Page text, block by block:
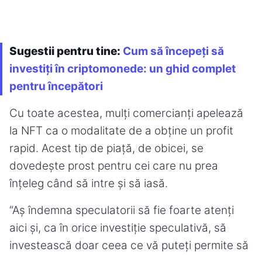
Sugestii pentru tine: Cum să începeți să
investiți în criptomonede: un ghid complet
pentru începători
Cu toate acestea, mulți comercianți apelează
la NFT ca o modalitate de a obține un profit
rapid. Acest tip de piață, de obicei, se
dovedește prost pentru cei care nu prea
înțeleg când să intre și să iasă.
“Aș îndemna speculatorii să fie foarte atenți
aici și, ca în orice investiție speculativă, să
investească doar ceea ce vă puteți permite să